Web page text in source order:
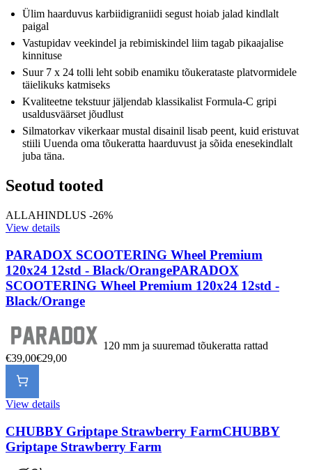
Ülim haarduvus karbiidigraniidi segust hoiab jalad kindlalt
paigal
Vastupidav veekindel ja rebimiskindel liim tagab pikaajalise
kinnituse
Suur 7 x 24 tolli leht sobib enamiku tõukerataste platvormidele
täielikuks katmiseks
Kvaliteetne tekstuur jäljendab klassikalist Formula-C gripi
usaldusväärset jõudlust
Silmatorkav vikerkaar mustal disainil lisab peent, kuid eristuvat
stiili Uuenda oma tõukeratta haarduvust ja sõida enesekindlalt
juba täna.
Seotud tooted
ALLAHINDLUS -26%
View details
PARADOX SCOOTERING Wheel Premium
120x24 12std - Black/OrangePARADOX
SCOOTERING Wheel Premium 120x24 12std -
Black/Orange
120 mm ja suuremad tõukeratta rattad
€39,00€29,00
View details
CHUBBY Griptape Strawberry FarmCHUBBY
Griptape Strawberry Farm